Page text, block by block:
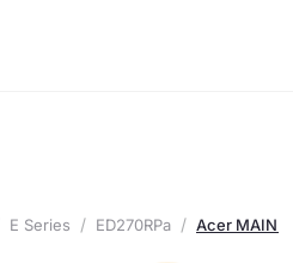
E Series ED270RPa Acer MAIN